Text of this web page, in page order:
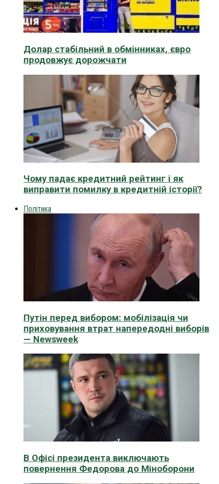
Долар стабільний в обмінниках, євро
продовжує дорожчати
Чому падає кредитний рейтинг і як
виправити помилку в кредитній історії?
Політика
Путін перед вибором: мобілізація чи
приховування втрат напередодні виборів
— Newsweek
В Офісі президента виключають
повернення Федорова до Міноборони